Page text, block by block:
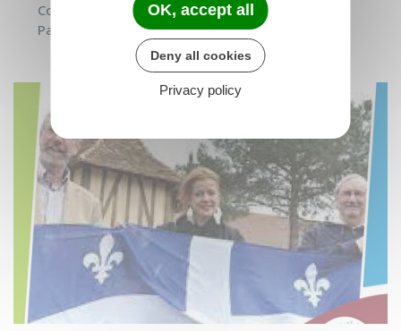
Courriel
Page facebook
OK, accept all
Deny all cookies
Privacy policy